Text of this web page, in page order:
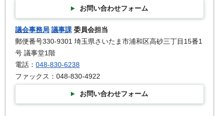
お問い合わせフォーム
議会事務局 議事課 委員会担当
郵便番号330-9301 埼玉県さいたま市浦和区高砂三丁目15番1
号 議事堂1階
電話： 048-830-6238
ファックス：048-830-4922
お問い合わせフォーム